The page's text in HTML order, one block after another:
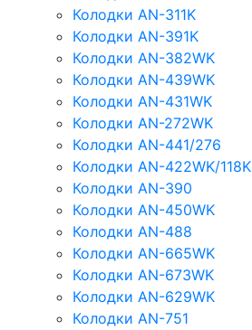
Колодки AN-311K
Колодки AN-391K
Колодки AN-382WK
Колодки AN-439WK
Колодки AN-431WK
Колодки AN-272WK
Колодки AN-441/276
Колодки AN-422WK/118K
Колодки AN-390
Колодки AN-450WK
Колодки AN-488
Колодки AN-665WK
Колодки AN-673WK
Колодки AN-629WK
Колодки AN-751